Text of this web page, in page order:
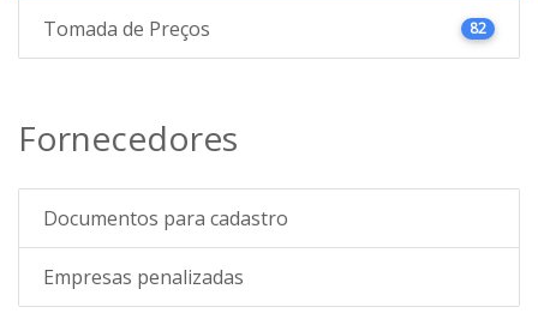
Tomada de Preços 82
Fornecedores
Documentos para cadastro
Empresas penalizadas